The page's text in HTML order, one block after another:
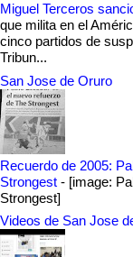
Miguel Terceros
que milita en el
cinco partidos de
Tribun...
San Jose de Oruro
Recuerdo de 2005:
Strongest - [image:
Strongest]
Videos de San Jose